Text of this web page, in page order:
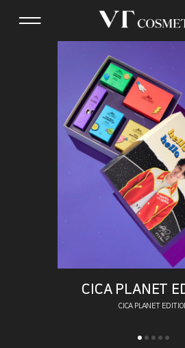
CICA PLANET
CICA PLANET